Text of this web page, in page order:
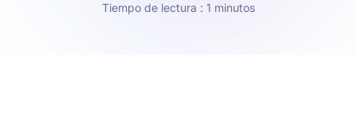
Tiempo de lectura : 1 minutos